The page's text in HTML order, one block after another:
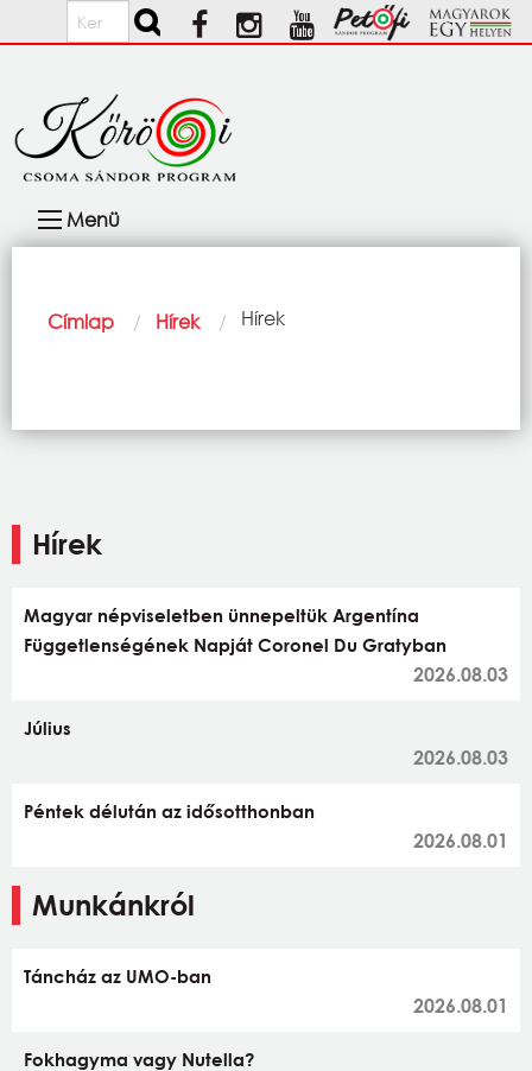
Ugrás a tartalomra
Keresés
navigáció
Menü
Morzsa
Címlap Hírek Current:
Hírek
Hírek
Magyar népviseletben ünnepeltük Argentína
Függetlenségének Napját Coronel Du Gratyban
2026.08.03
Július
2026.08.03
Péntek délután az idősotthonban
2026.08.01
Munkánkról
Táncház az UMO-ban
2026.08.01
Fokhagyma vagy Nutella?